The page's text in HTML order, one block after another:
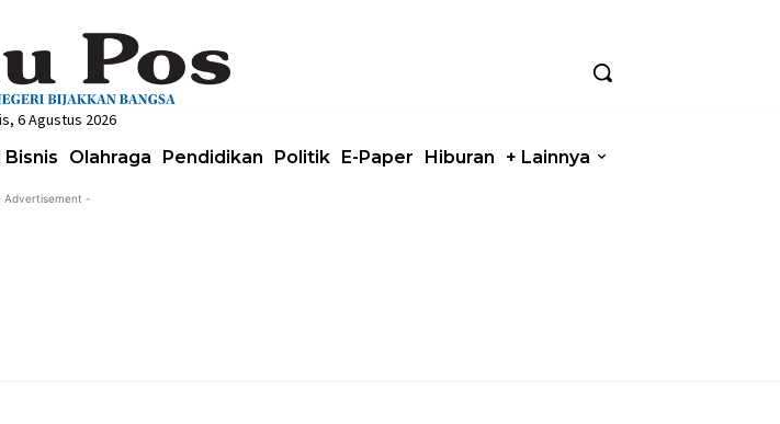
6 Agustus 2026
Bisnis Olahraga Pendidikan Politik E-Paper Hiburan + Lainnya
Advertisement -